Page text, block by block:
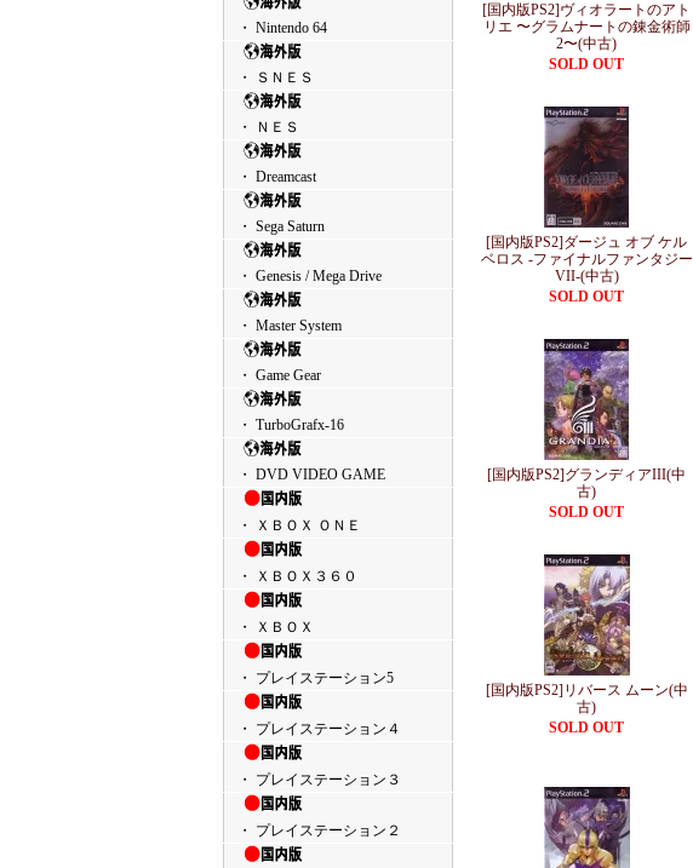
・ Nintendo 64
・ ＳＮＥＳ
・ ＮＥＳ
・ Dreamcast
・ Sega Saturn
・ Genesis / Mega Drive
・ Master System
・ Game Gear
・ TurboGrafx-16
・ DVD VIDEO GAME
・ ＸＢＯＸ ＯＮＥ
・ ＸＢＯＸ３６０
・ ＸＢＯＸ
・ プレイステーション5
・ プレイステーション４
・ プレイステーション３
・ プレイステーション２
[国内版PS2]ヴィオラートのアト
リエ 〜グラムナートの錬金術師
2〜(中古)
SOLD OUT
[国内版PS2]ダージュ オブ ケル
ベロス -ファイナルファンタジー
VII-(中古)
SOLD OUT
[国内版PS2]グランディアIII(中
古)
SOLD OUT
[国内版PS2]リバース ムーン(中
古)
SOLD OUT